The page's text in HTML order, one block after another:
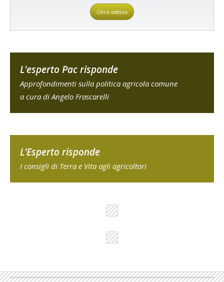
Cerca adesso
L'esperto Pac risponde
Approfondimenti sulla politica agricola comune
a cura di Angelo Frascarelli
L'Esperto risponde
I consigli di Terra e Vita agli agricoltori